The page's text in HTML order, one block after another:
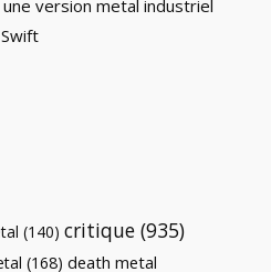
version metal industriel
(140) critique (935)
(168) death metal